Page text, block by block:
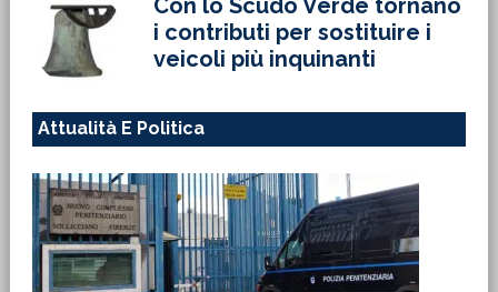
Con lo Scudo Verde tornano
i contributi per sostituire i
veicoli più inquinanti
Attualità E Politica